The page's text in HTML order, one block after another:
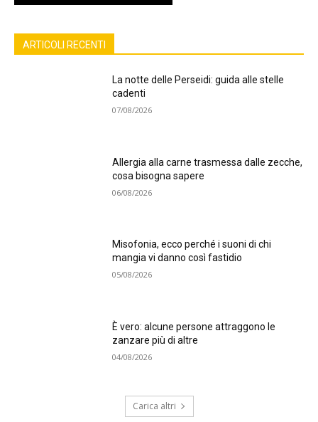
ARTICOLI RECENTI
La notte delle Perseidi: guida alle stelle
cadenti
07/08/2026
Allergia alla carne trasmessa dalle zecche,
cosa bisogna sapere
06/08/2026
Misofonia, ecco perché i suoni di chi
mangia vi danno così fastidio
05/08/2026
È vero: alcune persone attraggono le
zanzare più di altre
04/08/2026
Carica altri